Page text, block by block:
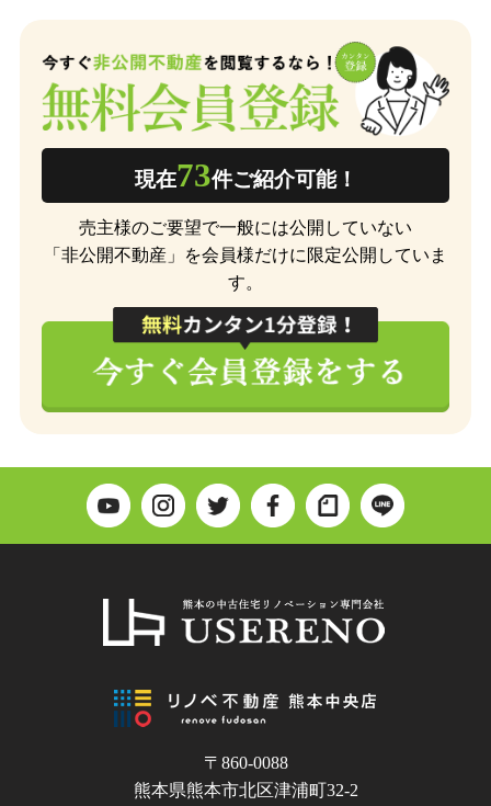
現在73件ご紹介可能！
売主様のご要望で一般には公開していない
「非公開不動産」を会員様だけに限定公開していま
す。
〒860-0088
熊本県熊本市北区津浦町32-2